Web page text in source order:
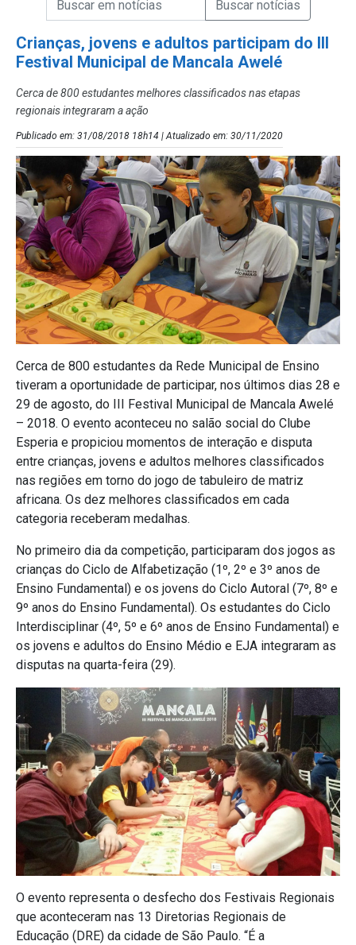
Crianças, jovens e adultos participam do III
Festival Municipal de Mancala Awelé
Cerca de 800 estudantes melhores classificados nas etapas
regionais integraram a ação
Publicado em: 31/08/2018 18h14 | Atualizado em: 30/11/2020
Cerca de 800 estudantes da Rede Municipal de Ensino
tiveram a oportunidade de participar, nos últimos dias 28 e
29 de agosto, do III Festival Municipal de Mancala Awelé
– 2018. O evento aconteceu no salão social do Clube
Esperia e propiciou momentos de interação e disputa
entre crianças, jovens e adultos melhores classificados
nas regiões em torno do jogo de tabuleiro de matriz
africana. Os dez melhores classificados em cada
categoria receberam medalhas.
No primeiro dia da competição, participaram dos jogos as
crianças do Ciclo de Alfabetização (1º, 2º e 3º anos de
Ensino Fundamental) e os jovens do Ciclo Autoral (7º, 8º e
9º anos do Ensino Fundamental). Os estudantes do Ciclo
Interdisciplinar (4º, 5º e 6º anos de Ensino Fundamental) e
os jovens e adultos do Ensino Médio e EJA integraram as
disputas na quarta-feira (29).
O evento representa o desfecho dos Festivais Regionais
que aconteceram nas 13 Diretorias Regionais de
Educação (DRE) da cidade de São Paulo. “É a